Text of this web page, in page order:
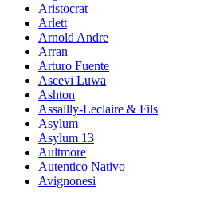
Aristocrat
Arlett
Arnold Andre
Arran
Arturo Fuente
Ascevi Luwa
Ashton
Assailly-Leclaire & Fils
Asylum
Asylum 13
Aultmore
Autentico Nativo
Avignonesi